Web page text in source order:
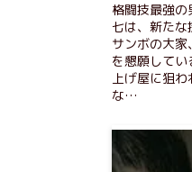
格闘技最強
七は、新たな
サンボの大家
を懇願して
上げ屋に狙
な…